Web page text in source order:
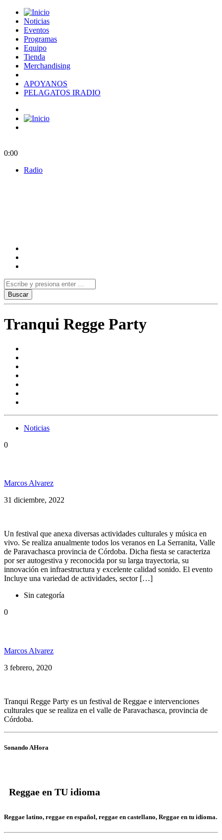
Noticias
Eventos
Programas
Equipo
Tienda
Merchandising
APOYANOS
PELAGATOS IRADIO
0:00
Radio
Tranqui Regge Party
Noticias
0
Marcos Alvarez
31 diciembre, 2022
Un festival que anexa diversas actividades culturales y música en
vivo. Se realiza anualmente todos los veranos en La Serranita, Valle
de Paravachasca provincia de Córdoba. Dicha fiesta se caracteriza
por ser autogestiva y reconocida por su larga trayectoria, su
innovación en infraestructura y excelente calidad sonido. El evento
Incluye una variedad de actividades, sector […]
Sin categoría
0
Marcos Alvarez
3 febrero, 2020
Tranqui Regge Party es un festival de Reggae e intervenciones
culturales que se realiza en el valle de Paravachasca, provincia de
Córdoba.
Sonando AHora
Reggae en TU idioma
Reggae latino, reggae en español, reggae en castellano, Reggae en tu idioma.